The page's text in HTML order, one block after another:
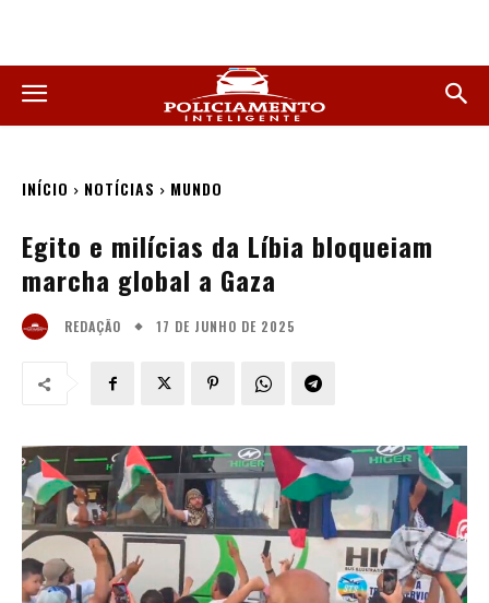
INÍCIO NOTÍCIAS MUNDO
Egito e milícias da Líbia bloqueiam
marcha global a Gaza
REDAÇÃO 17 DE JUNHO DE 2025